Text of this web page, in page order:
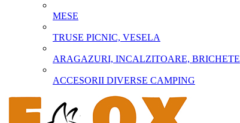
MESE
TRUSE PICNIC, VESELA
ARAGAZURI, INCALZITOARE, BRICHETE
ACCESORII DIVERSE CAMPING